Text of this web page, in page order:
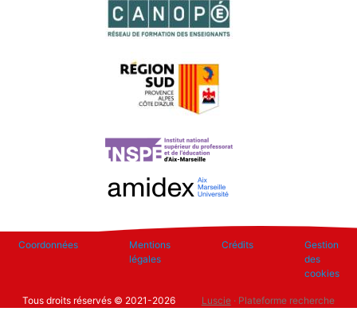
Coordonnées
Mentions
légales
Crédits
Gestion
des
cookies
Tous droits réservés © 2021-2026 Luscie· Plateforme recherche